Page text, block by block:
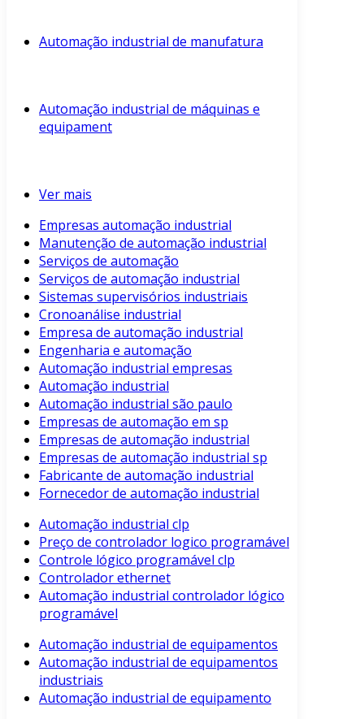
Automação industrial de manufatura
Automação industrial de máquinas e
equipament
Ver mais
Empresas automação industrial
Manutenção de automação industrial
Serviços de automação
Serviços de automação industrial
Sistemas supervisórios industriais
Cronoanálise industrial
Empresa de automação industrial
Engenharia e automação
Automação industrial empresas
Automação industrial
Automação industrial são paulo
Empresas de automação em sp
Empresas de automação industrial
Empresas de automação industrial sp
Fabricante de automação industrial
Fornecedor de automação industrial
Automação industrial clp
Preço de controlador logico programável
Controle lógico programável clp
Controlador ethernet
Automação industrial controlador lógico
programável
Automação industrial de equipamentos
Automação industrial de equipamentos
industriais
Automação industrial de equipamento